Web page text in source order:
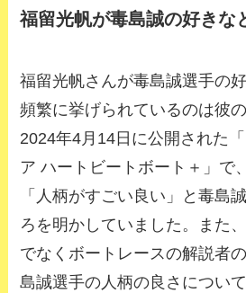
福留光帆が毒島誠の好き
福留光帆さんが毒島誠選手の
頻繁に挙げられているのは彼
2024年4月14日に公開された
ア ハートビートボート＋」で
「人柄がすごい良い」と毒島
ろを明かしていました。また
でなくボートレースの解説者
島誠選手の人柄の良さについ